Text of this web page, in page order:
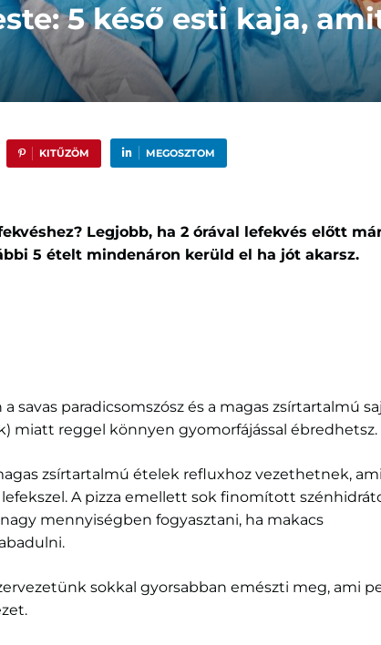
5 késő esti kaja,
KITŰZÖM MEGOSZTOM
Legjobb, ha 2 órával lefekvés előtt
5 ételt mindenáron kerüld el ha jót akarsz.
savas paradicsomszósz és a magas zsírtartalmú
miatt reggel könnyen gyomorfájással ébredhetsz.
zsírtartalmú ételek refluxhoz vezethetnek,
A pizza emellett sok finomított
mennyiségben fogyasztani, ha makacs
sokkal gyorsabban emészti meg, ami